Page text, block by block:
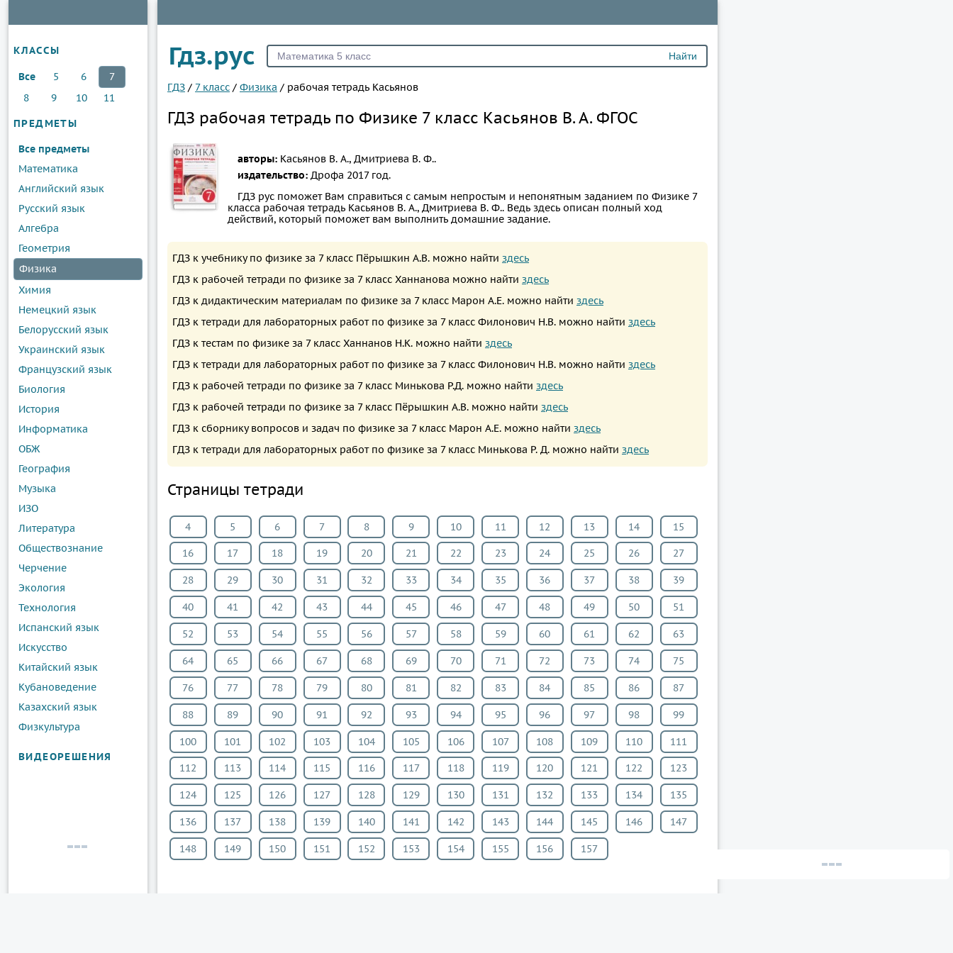
КЛАССЫ
Все 5 6
7
8
9 10
11
ПРЕДМЕТЫ
Все предметы
Математика
Английский язык
Русский язык
Алгебра
Геометрия
Физика
Химия
Немецкий язык
Белорусский язык
Украинский язык
Французский язык
Биология
История
Информатика
ОБЖ
География
Музыка
ИЗО
Литература
Обществознание
Черчение
Экология
Технология
Испанский язык
Искусство
Китайский язык
Кубановедение
Казахский язык
Физкультура
ВИДЕОРЕШЕНИЯ
Гдз.рус
ГДЗ / 7 класс / Физика / рабочая тетрадь Касьянов
ГДЗ рабочая тетрадь по Физике 7 класс Касьянов В. А. ФГОС
авторы: Касьянов В. А., Дмитриева В. Ф..
издательство: Дрофа 2017 год.
ГДЗ рус поможет Вам справиться с самым непростым и непонятным заданием по Физике 7
класса рабочая тетрадь Касьянов В. А., Дмитриева В. Ф.. Ведь здесь описан полный ход
действий, который поможет вам выполнить домашние задание.
ГДЗ к учебнику по физике за 7 класс Пёрышкин А.В. можно найти здесь
ГДЗ к рабочей тетради по физике за 7 класс Ханнанова можно найти здесь
ГДЗ к дидактическим материалам по физике за 7 класс Марон А.Е. можно найти здесь
ГДЗ к тетради для лабораторных работ по физике за 7 класс Филонович Н.В. можно найти здесь
ГДЗ к тестам по физике за 7 класс Ханнанов Н.К. можно найти здесь
ГДЗ к тетради для лабораторных работ по физике за 7 класс Филонович Н.В. можно найти здесь
ГДЗ к рабочей тетради по физике за 7 класс Минькова Р.Д. можно найти здесь
ГДЗ к рабочей тетради по физике за 7 класс Пёрышкин А.В. можно найти здесь
ГДЗ к сборнику вопросов и задач по физике за 7 класс Марон А.Е. можно найти здесь
ГДЗ к тетради для лабораторных работ по физике за 7 класс Минькова Р. Д. можно найти здесь
Страницы тетради
4 5 6 7 8 9 10 11 12 13 14 15
16 17 18 19 20 21 22 23 24 25 26 27
28 29 30 31 32 33 34 35 36 37 38 39
40 41 42 43 44 45 46 47 48 49 50 51
52 53 54 55 56 57 58 59 60 61 62 63
64 65 66 67 68 69 70 71 72 73 74 75
76 77 78 79 80 81 82 83 84 85 86 87
88 89 90 91 92 93 94 95 96 97 98 99
100 101 102 103 104 105 106 107 108 109 110 111
112 113 114 115 116 117 118 119 120 121 122 123
124 125 126 127 128 129 130 131 132 133 134 135
136 137 138 139 140 141 142 143 144 145 146 147
148 149 150 151 152 153 154 155 156 157